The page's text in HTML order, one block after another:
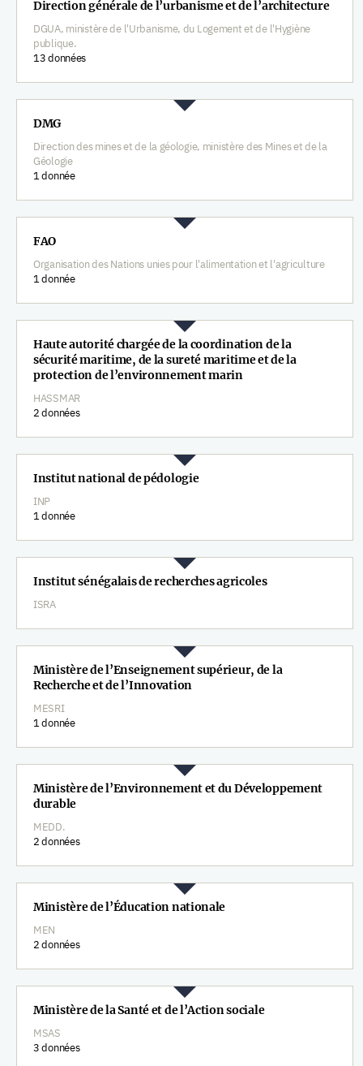
Direction générale de l’urbanisme et de l’architecture
DGUA, ministère de l'Urbanisme, du Logement et de l'Hygiène
publique.
13 données
DMG
Direction des mines et de la géologie, ministère des Mines et de la
Géologie
1 donnée
FAO
Organisation des Nations unies pour l'alimentation et l'agriculture
1 donnée
Haute autorité chargée de la coordination de la
sécurité maritime, de la sureté maritime et de la
protection de l’environnement marin
HASSMAR
2 données
Institut national de pédologie
INP
1 donnée
Institut sénégalais de recherches agricoles
ISRA
Ministère de l’Enseignement supérieur, de la
Recherche et de l’Innovation
MESRI
1 donnée
Ministère de l’Environnement et du Développement
durable
MEDD.
2 données
Ministère de l’Éducation nationale
MEN
2 données
Ministère de la Santé et de l’Action sociale
MSAS
3 données